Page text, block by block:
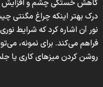
کاهش خستگی چشم و افزایش
درک بهتر اینکه چراغ مگنتی
نور آن اشاره کرد که شرایط
فراهم می‌کند. برای نمونه،
روشن کردن میزهای کاری یا